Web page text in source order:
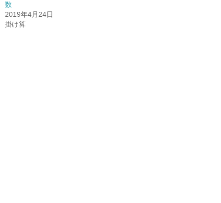
数
2019年4月24日
掛け算